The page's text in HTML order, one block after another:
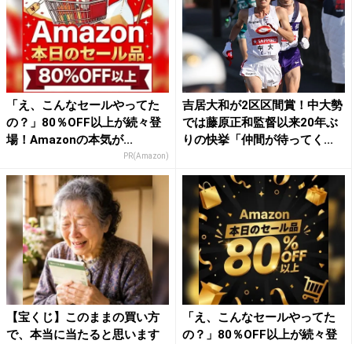
「え、こんなセールやってた
の？」80％OFF以上が続々登
場！Amazonの本気が...
PR(Amazon)
吉居大和が2区区間賞！中大勢
では藤原正和監督以来20年ぶ
りの快挙「仲間が待ってく...
【宝くじ】このままの買い方
で、本当に当たると思います
「え、こんなセールやってた
の？」80％OFF以上が続々登